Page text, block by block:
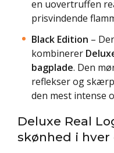
en uovertruffen
prisvindende
Black Edition –
kombinerer
bagplade. Den
reflekser og
den mest intense
Deluxe Real
skønhed i hver